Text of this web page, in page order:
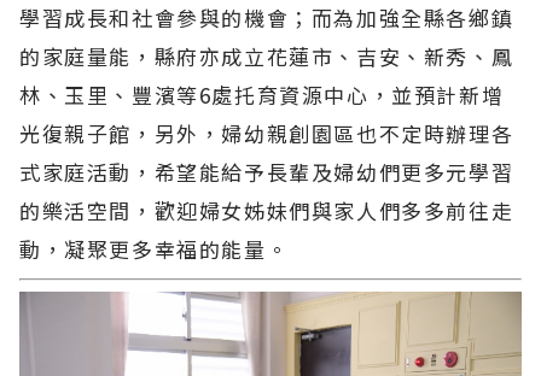
學習成長和社會參與的機會；而為加強全縣各鄉鎮
的家庭量能，縣府亦成立花蓮市、吉安、新秀、鳳
林、玉里、豐濱等6處托育資源中心，並預計新增
光復親子館，另外，婦幼親創園區也不定時辦理各
式家庭活動，希望能給予長輩及婦幼們更多元學習
的樂活空間，歡迎婦女姊妹們與家人們多多前往走
動，凝聚更多幸福的能量。